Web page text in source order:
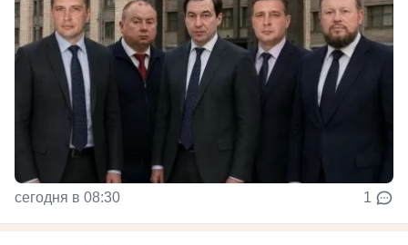
сегодня в 08:30 1